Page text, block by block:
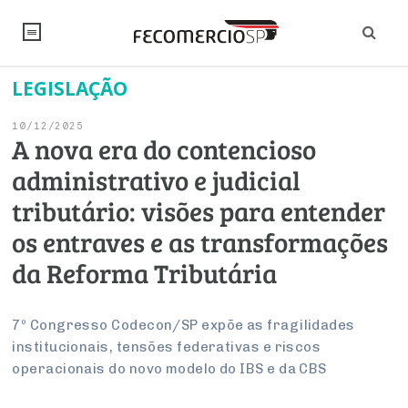
NOTÍCIAS
Artigos
Institucional
Debates Fecomercio-SP
PROJETOS ESPECIAIS:
UM BRASIL
Economia
Pesquisas
Brasil
Modernização do Estado
Economia Digital
Trabalho
Arbitragem e Mediação
Reforma Tributária
Negócios
Atacado
Sustentabilidade
Últimas Notícias
PESQUISAS
INSTITUCIONAL
Imprensa
CONSELHOS
Conselho de Turismo
EMPRESAS
LEGISLAÇÃO
10/12/2025
A nova era do contencioso
administrativo e judicial
tributário: visões para entender
os entraves e as transformações
da Reforma Tributária
7º Congresso Codecon/SP expõe as fragilidades
institucionais, tensões federativas e riscos
operacionais do novo modelo do IBS e da CBS